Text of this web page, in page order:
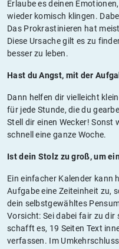
Erlaube es deinen
wieder komisch klingen.
Das Prokrastinieren hat
Diese Ursache gilt es zu
besser zu leben.
Hast du Angst, mit der
Dann helfen dir vielleicht
für jede Stunde, die du
Stell dir einen Wecker!
schnell eine ganze Woche.
Ist dein Stolz zu groß, um
Ein einfacher Kalender kann
Aufgabe eine Zeiteinheit zu,
dein selbstgewähltes
Vorsicht: Sei dabei fair zu
schafft es, 19 Seiten Text
verfassen. Im